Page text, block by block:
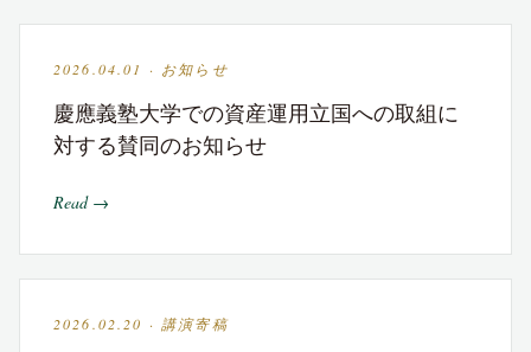
2026.04.01 · お知らせ
慶應義塾大学での資産運用立国への取組に
対する賛同のお知らせ
Read →
2026.02.20 · 講演寄稿